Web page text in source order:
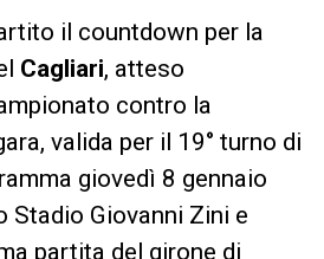
il countdown per la
Cagliari, atteso
contro la
valida per il 19° turno di
giovedì 8 gennaio
Stadio Giovanni Zini e
partita del girone di